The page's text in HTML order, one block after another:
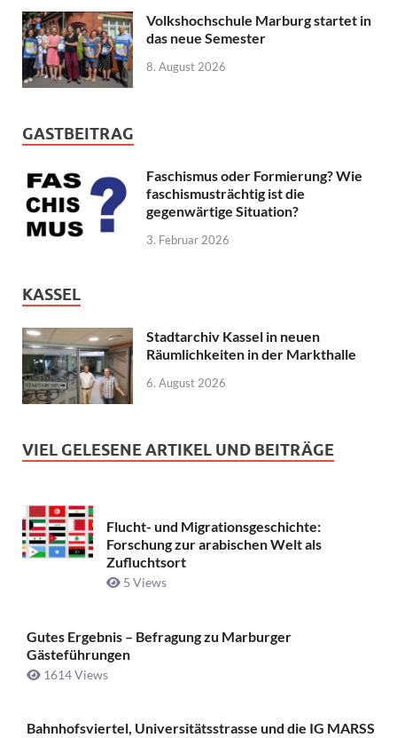
Volkshochschule Marburg startet in
das neue Semester
8. August 2026
GASTBEITRAG
Faschismus oder Formierung? Wie
faschismusträchtig ist die
gegenwärtige Situation?
3. Februar 2026
KASSEL
Stadtarchiv Kassel in neuen
Räumlichkeiten in der Markthalle
6. August 2026
VIEL GELESENE ARTIKEL UND BEITRÄGE
Flucht- und Migrationsgeschichte:
Forschung zur arabischen Welt als
Zufluchtsort
5 Views
Gutes Ergebnis – Befragung zu Marburger
Gästeführungen
1614 Views
Bahnhofsviertel, Universitätsstrasse und die IG MARSS